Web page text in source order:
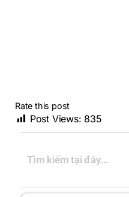
Rate this post
Post Views: 835